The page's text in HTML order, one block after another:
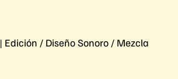
| Edición / Diseño Sonoro / Mezcla